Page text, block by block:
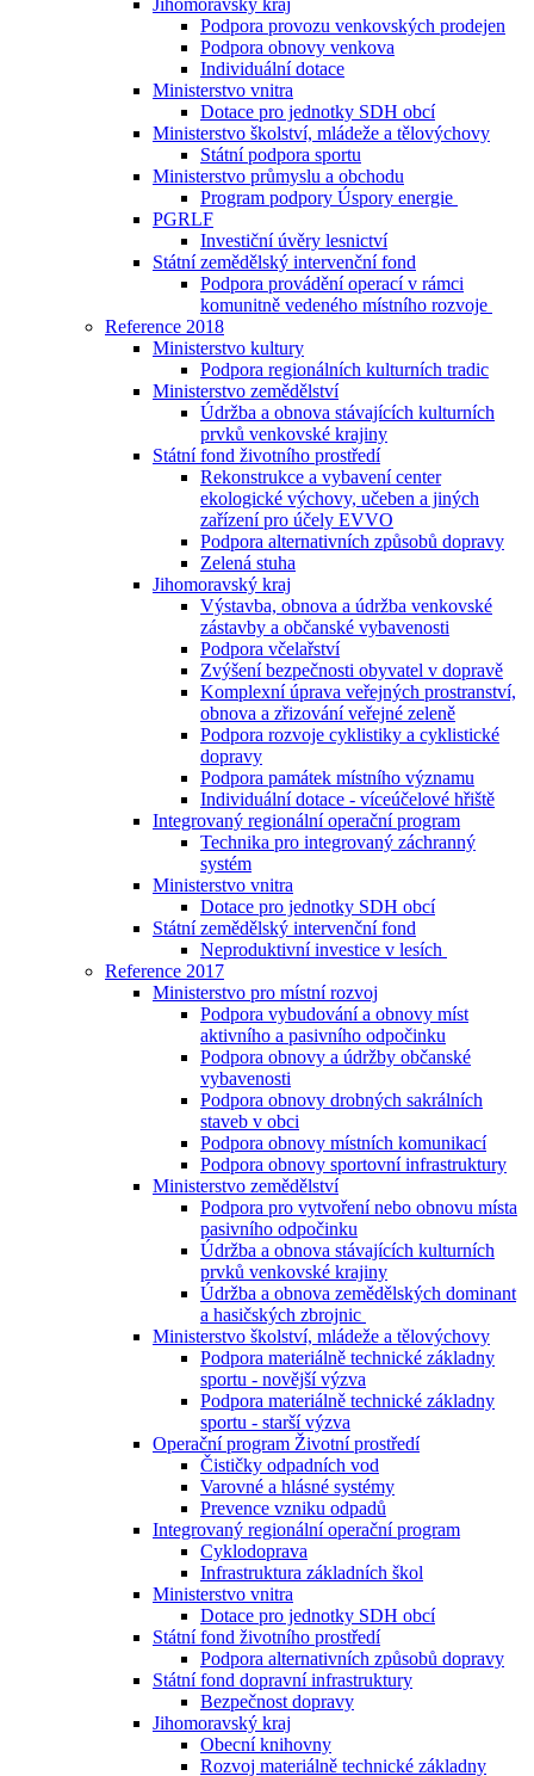
Jihomoravský kraj
Podpora provozu venkovských prodejen
Podpora obnovy venkova
Individuální dotace
Ministerstvo vnitra
Dotace pro jednotky SDH obcí
Ministerstvo školství, mládeže a tělovýchovy
Státní podpora sportu
Ministerstvo průmyslu a obchodu
Program podpory Úspory energie
PGRLF
Investiční úvěry lesnictví
Státní zemědělský intervenční fond
Podpora provádění operací v rámci
komunitně vedeného místního rozvoje
Reference 2018
Ministerstvo kultury
Podpora regionálních kulturních tradic
Ministerstvo zemědělství
Údržba a obnova stávajících kulturních
prvků venkovské krajiny
Státní fond životního prostředí
Rekonstrukce a vybavení center
ekologické výchovy, učeben a jiných
zařízení pro účely EVVO
Podpora alternativních způsobů dopravy
Zelená stuha
Jihomoravský kraj
Výstavba, obnova a údržba venkovské
zástavby a občanské vybavenosti
Podpora včelařství
Zvýšení bezpečnosti obyvatel v dopravě
Komplexní úprava veřejných prostranství,
obnova a zřizování veřejné zeleně
Podpora rozvoje cyklistiky a cyklistické
dopravy
Podpora památek místního významu
Individuální dotace - víceúčelové hřiště
Integrovaný regionální operační program
Technika pro integrovaný záchranný
systém
Ministerstvo vnitra
Dotace pro jednotky SDH obcí
Státní zemědělský intervenční fond
Neproduktivní investice v lesích
Reference 2017
Ministerstvo pro místní rozvoj
Podpora vybudování a obnovy míst
aktivního a pasivního odpočinku
Podpora obnovy a údržby občanské
vybavenosti
Podpora obnovy drobných sakrálních
staveb v obci
Podpora obnovy místních komunikací
Podpora obnovy sportovní infrastruktury
Ministerstvo zemědělství
Podpora pro vytvoření nebo obnovu místa
pasivního odpočinku
Údržba a obnova stávajících kulturních
prvků venkovské krajiny
Údržba a obnova zemědělských dominant
a hasičských zbrojnic
Ministerstvo školství, mládeže a tělovýchovy
Podpora materiálně technické základny
sportu - novější výzva
Podpora materiálně technické základny
sportu - starší výzva
Operační program Životní prostředí
Čističky odpadních vod
Varovné a hlásné systémy
Prevence vzniku odpadů
Integrovaný regionální operační program
Cyklodoprava
Infrastruktura základních škol
Ministerstvo vnitra
Dotace pro jednotky SDH obcí
Státní fond životního prostředí
Podpora alternativních způsobů dopravy
Státní fond dopravní infrastruktury
Bezpečnost dopravy
Jihomoravský kraj
Obecní knihovny
Rozvoj materiálně technické základny